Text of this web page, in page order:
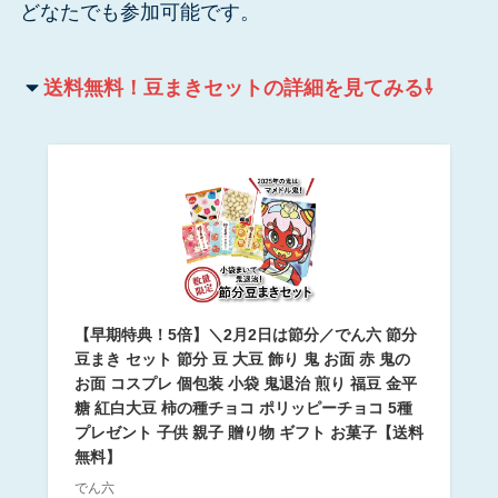
どなたでも参加可能です。
送料無料！豆まきセットの詳細を見てみる⇩
【早期特典！5倍】＼2月2日は節分／でん六 節分
豆まき セット 節分 豆 大豆 飾り 鬼 お面 赤 鬼の
お面 コスプレ 個包装 小袋 鬼退治 煎り 福豆 金平
糖 紅白大豆 柿の種チョコ ポリッピーチョコ 5種
プレゼント 子供 親子 贈り物 ギフト お菓子【送料
無料】
でん六